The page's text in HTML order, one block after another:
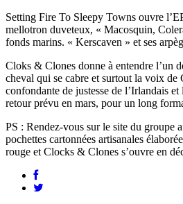
Setting Fire To Sleepy Towns ouvre
mellotron duveteux, « Macosquin,
fonds marins. « Kerscaven » et ses
Cloks & Clones donne à entendre l’un
cheval qui se cabre et surtout la voix
confondante de justesse de l’Irlandais
retour prévu en mars, pour un long
PS : Rendez-vous sur le site du groupe
pochettes cartonnées artisanales
rouge et Clocks & Clones s’ouvre en